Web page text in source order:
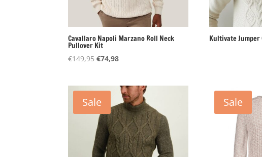
Cavallaro Napoli Marzano Roll Neck
Pullover Kit
€149,95Oorspronkelijke
€149,95.
€74,98Huidige
€74,98.
Kultivate Jumper
Sale Sale